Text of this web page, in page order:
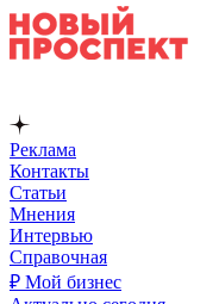
Реклама
Контакты
Статьи
Мнения
Интервью
Справочная
₽ Мой бизнес